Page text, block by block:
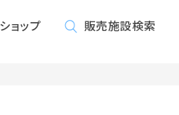
ショップ 販売施設検索